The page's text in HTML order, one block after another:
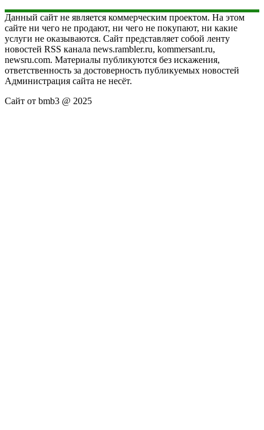
Данный сайт не является коммерческим проектом. На этом
сайте ни чего не продают, ни чего не покупают, ни какие
услуги не оказываются. Сайт представляет собой ленту
новостей RSS канала news.rambler.ru, kommersant.ru,
newsru.com. Материалы публикуются без искажения,
ответственность за достоверность публикуемых новостей
Администрация сайта не несёт.
Сайт от bmb3 @ 2025